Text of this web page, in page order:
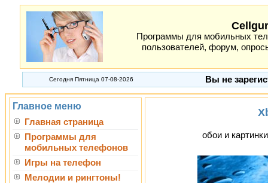
Программы для мобильных
пользователей, форум,
Сегодня Пятница 07-08-2026 Вы не
Главное меню
Главная страница
Программы для
мобильных телефонов
Игры на телефон
Мелодии и рингтоны!
обои и